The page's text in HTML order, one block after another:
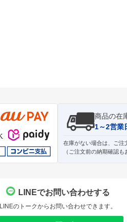
商品の在
1～2営業
在庫がない場合は、ご注
（ご注文前の納期確認
LINEでお問い合わせする
LINEのトークからお問い合わせできます。